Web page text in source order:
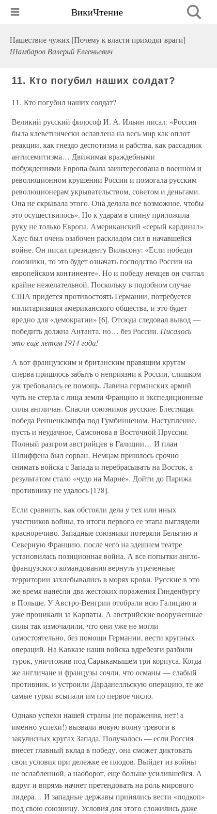
ВикиЧтение
Нашествие чужих [Почему к власти приходят враги]
Шамбаров Валерий Евгеньевич
11. Кто погубил наших солдат?
11. Кто погубил наших солдат?
Великий русский философ И. А. Ильин писал: «Россия
была клеветнически ославлена на весь мир как оплот
реакции, как гнездо деспотизма и рабства, как рассадник
антисемитизма… Движимая враждебными
побуждениями Европа была заинтересована в военном и
революционном крушении России и помогала русским
революционерам укрывательством, советом и деньгами.
Она не скрывала этого. Она делала все возможное, чтобы
это осуществилось». Но к ударам в спину приложила
руку не только Европа. Американский «серый кардинал»
Хаус был очень озабочен раскладом сил в начавшейся
войне. Он писал президенту Вильсону: «Если победят
союзники, то это будет означать господство России на
европейском континенте». Но и победу немцев он считал
крайне нежелательной. Поскольку в подобном случае
США придется противостоять Германии, потребуется
милитаризация американского общества, и это будет
вредно для «демократии» [6]. Отсюда следовал вывод —
победить должна Антанта, но… без России. Писалось
это еще летом 1914 года!
А вот французским и британским правящим кругам
сперва пришлось забыть о неприязни к России, слишком
уж требовалась ее помощь. Лавина германских армий
чуть не стерла с лица земли Францию и экспедиционные
силы англичан. Спасли союзников русские. Блестящая
победа Ренненкампфа под Гумбинненом. Наступление,
пусть и неудачное, Самсонова в Восточной Пруссии.
Полный разгром австрийцев в Галиции… И план
Шлиффена был сорван. Немцам пришлось срочно
снимать войска с Запада и перебрасывать на Восток, а
результатом стало «чудо на Марне». Дойти до Парижа
противнику не удалось [178].
Если сравнить, как обстояли дела у тех или иных
участников войны, то итоги первого ее этапа выглядели
красноречиво. Западные союзники потеряли Бельгию и
Северную Францию, после чего на здешнем театре
установилась позиционная война. А все попытки англо-
французского командования вернуть утраченные
территории захлебывались в морях крови. Русские в это
же время нанесли два жестоких поражения Гинденбургу
в Польше. У Австро-Венгрии отобрали всю Галицию и
уже проникали за Карпаты. А австрийские вооруженные
силы так измочалили, что они уже не могли
самостоятельно, без помощи Германии, вести крупных
операций. На Кавказе наши войска вдребезги разбили
турок, уничтожив под Сарыкамышем три корпуса. Когда
же англичане и французы сочли, что османы — слабый
противник, и устроили Дарданелльскую операцию, те же
самые турки всыпали им по первое число.
Однако успехи нашей страны (не поражения, нет! а
именно успехи!) вызвали новую волну тревоги в
закулисных кругах Запада. Получалось — если Россия
внесет главный вклад в победу, она сможет диктовать
свои условия при дележке ее плодов. Выйдет из войны
не ослабленной, а наоборот, еще больше усилившейся. А
вдруг и впрямь начнет претендовать на роль мирового
лидера… И западные державы принялись вести «подкоп»
под свою союзницу. Условия для этого сложились даже